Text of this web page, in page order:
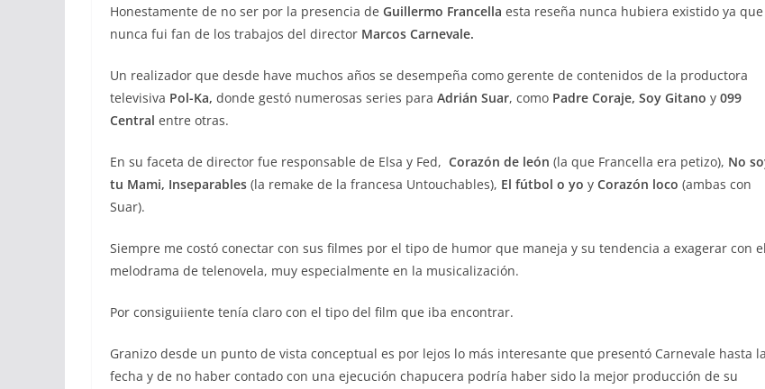
Honestamente de no ser por la presencia de Guillermo Francella esta reseña nunca hubiera existido ya que
nunca fui fan de los trabajos del director Marcos Carnevale.
Un realizador que desde have muchos años se desempeña como gerente de contenidos de la productora
televisiva Pol-Ka, donde gestó numerosas series para Adrián Suar, como Padre Coraje, Soy Gitano y 099
Central entre otras.
En su faceta de director fue responsable de Elsa y Fed, Corazón de león (la que Francella era petizo), No
tu Mami, Inseparables (la remake de la francesa Untouchables), El fútbol o yo y Corazón loco (ambas con
Suar).
Siempre me costó conectar con sus filmes por el tipo de humor que maneja y su tendencia a exagerar con el
melodrama de telenovela, muy especialmente en la musicalización.
Por consiguiiente tenía claro con el tipo del film que iba encontrar.
Granizo desde un punto de vista conceptual es por lejos lo más interesante que presentó Carnevale hasta la
fecha y de no haber contado con una ejecución chapucera podría haber sido la mejor producción de su